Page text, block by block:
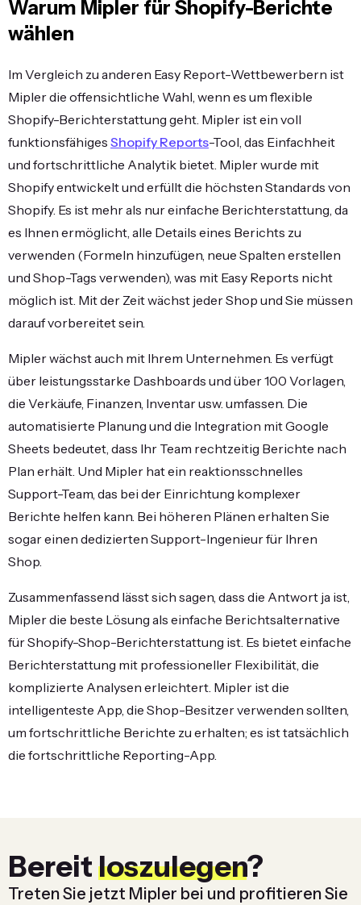
Warum Mipler für Shopify-Berichte
wählen
Im Vergleich zu anderen Easy Report-Wettbewerbern ist
Mipler die offensichtliche Wahl, wenn es um flexible
Shopify-Berichterstattung geht. Mipler ist ein voll
funktionsfähiges Shopify Reports-Tool, das Einfachheit
und fortschrittliche Analytik bietet. Mipler wurde mit
Shopify entwickelt und erfüllt die höchsten Standards von
Shopify. Es ist mehr als nur einfache Berichterstattung, da
es Ihnen ermöglicht, alle Details eines Berichts zu
verwenden (Formeln hinzufügen, neue Spalten erstellen
und Shop-Tags verwenden), was mit Easy Reports nicht
möglich ist. Mit der Zeit wächst jeder Shop und Sie müssen
darauf vorbereitet sein.
Mipler wächst auch mit Ihrem Unternehmen. Es verfügt
über leistungsstarke Dashboards und über 100 Vorlagen,
die Verkäufe, Finanzen, Inventar usw. umfassen. Die
automatisierte Planung und die Integration mit Google
Sheets bedeutet, dass Ihr Team rechtzeitig Berichte nach
Plan erhält. Und Mipler hat ein reaktionsschnelles
Support-Team, das bei der Einrichtung komplexer
Berichte helfen kann. Bei höheren Plänen erhalten Sie
sogar einen dedizierten Support-Ingenieur für Ihren
Shop.
Zusammenfassend lässt sich sagen, dass die Antwort ja ist,
Mipler die beste Lösung als einfache Berichtsalternative
für Shopify-Shop-Berichterstattung ist. Es bietet einfache
Berichterstattung mit professioneller Flexibilität, die
komplizierte Analysen erleichtert. Mipler ist die
intelligenteste App, die Shop-Besitzer verwenden sollten,
um fortschrittliche Berichte zu erhalten; es ist tatsächlich
die fortschrittliche Reporting-App.
Bereitloszulegen?
Treten Sie jetzt Mipler bei und profitieren Sie